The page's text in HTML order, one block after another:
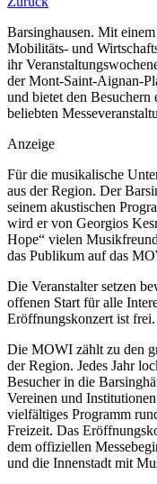
Barsinghausen. Mit
Mobilitäts- und
ihr
der Mont-Saint-Aignan-
und bietet den
beliebten
Anzeige
Für die musikalische
aus der Region. Der
seinem akustischen
wird er von Georgios
Hope“ vielen
das Publikum auf das
Die Veranstalter setzen
offenen Start für alle
Eröffnungskonzert ist frei.
Die MOWI zählt zu den
der Region. Jedes Jahr
Besucher in die
Vereinen und
vielfältiges Programm
Freizeit. Das
dem offiziellen
und die Innenstadt mit